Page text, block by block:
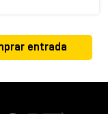
entrada